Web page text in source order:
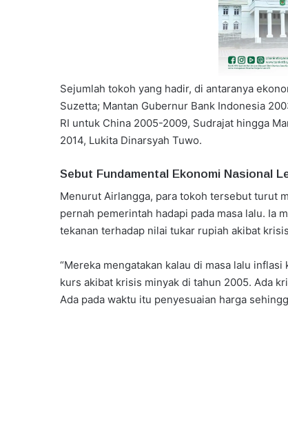
Sejumlah tokoh yang hadir, di antaranya
Suzetta; Mantan Gubernur Bank Indonesia
RI untuk China 2005-2009, Sudrajat hingga
2014, Lukita Dinarsyah Tuwo.
Sebut Fundamental Ekonomi Nasional
Menurut Airlangga, para tokoh tersebut turut
pernah pemerintah hadapi pada masa lalu. Ia
tekanan terhadap nilai tukar rupiah akibat
“Mereka mengatakan kalau di masa lalu
kurs akibat krisis minyak di tahun 2005. Ada
Ada pada waktu itu penyesuaian harga